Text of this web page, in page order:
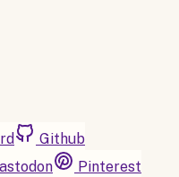
Github
Pinterest